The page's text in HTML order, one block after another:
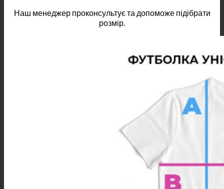
Наш менеджер проконсультує та допоможе підібрати
розмір.